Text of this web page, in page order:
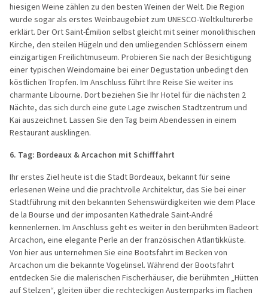
hiesigen Weine zählen zu den besten Weinen der Welt. Die Region
wurde sogar als erstes Weinbaugebiet zum UNESCO-Weltkulturerbe
erklärt. Der Ort Saint-Émilion selbst gleicht mit seiner monolithischen
Kirche, den steilen Hügeln und den umliegenden Schlössern einem
einzigartigen Freilichtmuseum. Probieren Sie nach der Besichtigung
einer typischen Weindomaine bei einer Degustation unbedingt den
köstlichen Tropfen. Im Anschluss führt Ihre Reise Sie weiter ins
charmante Libourne. Dort beziehen Sie Ihr Hotel für die nächsten 2
Nächte, das sich durch eine gute Lage zwischen Stadtzentrum und
Kai auszeichnet. Lassen Sie den Tag beim Abendessen in einem
Restaurant ausklingen.
6. Tag: Bordeaux & Arcachon mit Schifffahrt
Ihr erstes Ziel heute ist die Stadt Bordeaux, bekannt für seine
erlesenen Weine und die prachtvolle Architektur, das Sie bei einer
Stadtführung mit den bekannten Sehenswürdigkeiten wie dem Place
de la Bourse und der imposanten Kathedrale Saint-André
kennenlernen. Im Anschluss geht es weiter in den berühmten Badeort
Arcachon, eine elegante Perle an der französischen Atlantikküste.
Von hier aus unternehmen Sie eine Bootsfahrt im Becken von
Arcachon um die bekannte Vogelinsel. Während der Bootsfahrt
entdecken Sie die malerischen Fischerhäuser, die berühmten „Hütten
auf Stelzen“, gleiten über die rechteckigen Austernparks im flachen